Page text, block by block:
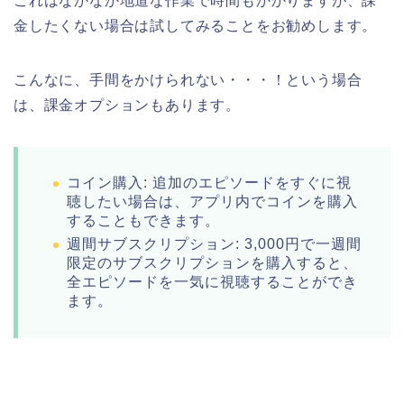
金したくない場合は試してみることをお勧めします。
こんなに、手間をかけられない・・・！という場合
は、課金オプションもあります。
コイン購入: 追加のエピソードをすぐに視
聴したい場合は、アプリ内でコインを購入
することもできます。
週間サブスクリプション: 3,000円で一週間
限定のサブスクリプションを購入すると、
全エピソードを一気に視聴することができ
ます。